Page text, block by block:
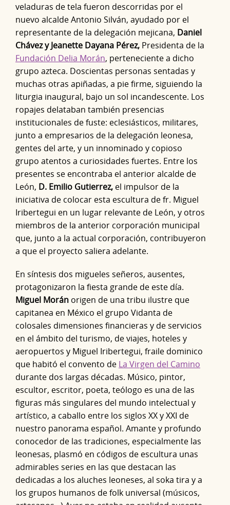
veladuras de tela fueron descorridas por el
nuevo alcalde Antonio Silván, ayudado por el
representante de la delegación mejicana, Daniel
Chávez y Jeanette Dayana Pérez, Presidenta de la
Fundación Delia Morán, perteneciente a dicho
grupo azteca. Doscientas personas sentadas y
muchas otras apiñadas, a pie firme, siguiendo la
liturgia inaugural, bajo un sol incandescente. Los
ropajes delataban también presencias
institucionales de fuste: eclesiásticos, militares,
junto a empresarios de la delegación leonesa,
gentes del arte, y un innominado y copioso
grupo atentos a curiosidades fuertes. Entre los
presentes se encontraba el anterior alcalde de
León, D. Emilio Gutierrez, el impulsor de la
iniciativa de colocar esta escultura de fr. Miguel
Iribertegui en un lugar relevante de León, y otros
miembros de la anterior corporación municipal
que, junto a la actual corporación, contribuyeron
a que el proyecto saliera adelante.
En síntesis dos migueles señeros, ausentes,
protagonizaron la fiesta grande de este día.
Miguel Morán origen de una tribu ilustre que
capitanea en México el grupo Vidanta de
colosales dimensiones financieras y de servicios
en el ámbito del turismo, de viajes, hoteles y
aeropuertos y Miguel Iribertegui, fraile dominico
que habitó el convento de La Virgen del Camino
durante dos largas décadas. Músico, pintor,
escultor, escritor, poeta, teólogo es una de las
figuras más singulares del mundo intelectual y
artístico, a caballo entre los siglos XX y XXI de
nuestro panorama español. Amante y profundo
conocedor de las tradiciones, especialmente las
leonesas, plasmó en códigos de escultura unas
admirables series en las que destacan las
dedicadas a los aluches leoneses, al soka tira y a
los grupos humanos de folk universal (músicos,